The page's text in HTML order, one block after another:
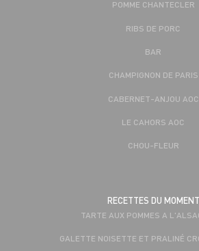
POMME CHANTECLER
RIBS DE PORC
BAR
CHAMPIGNON DE PARIS
CABERNET-ANJOU AOC
LE CAHORS AOC
CHOU-FLEUR
RECETTES DU MOMENT
TARTE AUX POMMES A
GALETTE NOISETTE ET PRALINÉ